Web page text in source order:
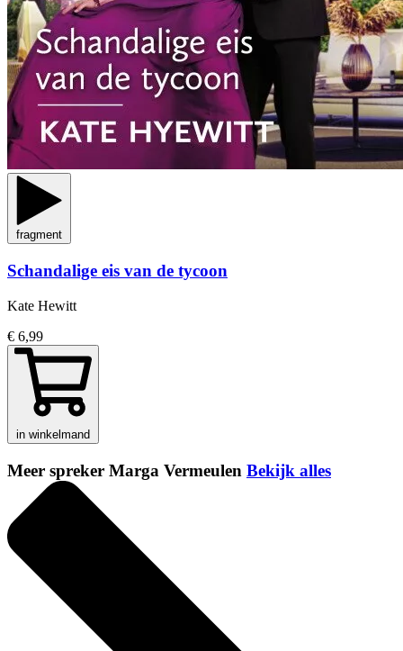
fragment
Schandalige eis van de tycoon
Kate Hewitt
€ 6,99
in winkelmand
Meer spreker Marga Vermeulen Bekijk alles